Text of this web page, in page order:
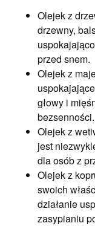
Olejek z
drzewny,
przed snem.
Olejek z
głowy i
bezsenności.
Olejek z
jest
dla osób z
Olejek z
swoich
działanie
zasypianiu